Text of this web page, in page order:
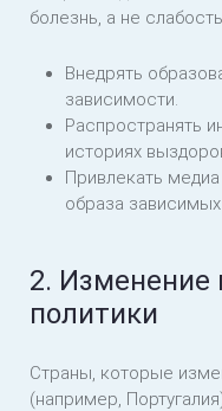
болезнь, а не
Внедрять
зависимости.
Распространять
историях
Привлекать
образа
2. Изменение
политики
Страны, которые
(например,